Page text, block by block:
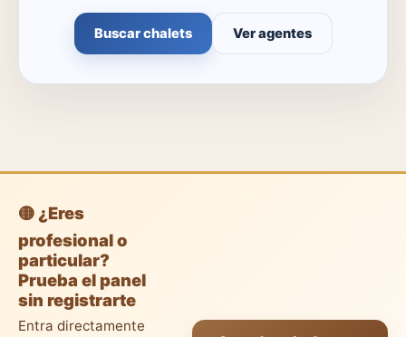
Buscar chalets Ver agentes
🟡 ¿Eres
profesional o
particular?
Prueba el panel
sin registrarte
Entra directamente